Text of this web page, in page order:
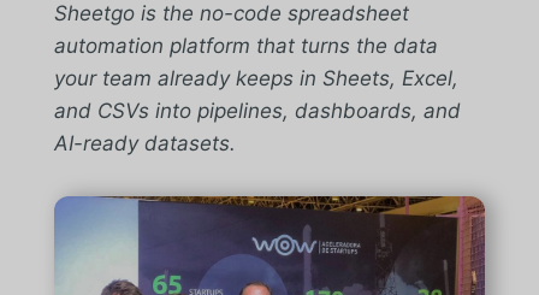
Sheetgo is the no-code spreadsheet
automation platform that turns the data
your team already keeps in Sheets, Excel,
and CSVs into pipelines, dashboards, and
AI-ready datasets.